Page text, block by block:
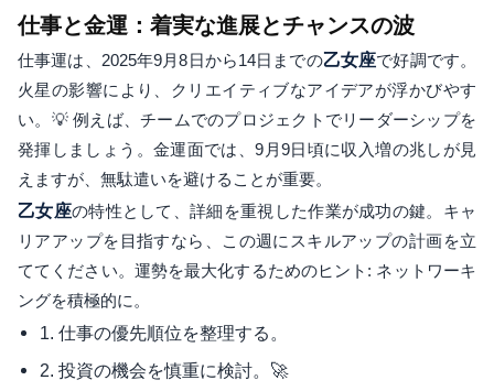
仕事と金運：着実な進展とチャンスの波
仕事運は、2025年9月8日から14日までの乙女座で好調です。
火星の影響により、クリエイティブなアイデアが浮かびやす
い。💡 例えば、チームでのプロジェクトでリーダーシップを
発揮しましょう。金運面では、9月9日頃に収入増の兆しが見
えますが、無駄遣いを避けることが重要。
乙女座の特性として、詳細を重視した作業が成功の鍵。キャ
リアアップを目指すなら、この週にスキルアップの計画を立
ててください。運勢を最大化するためのヒント: ネットワーキ
ングを積極的に。
1. 仕事の優先順位を整理する。
2. 投資の機会を慎重に検討。🚀